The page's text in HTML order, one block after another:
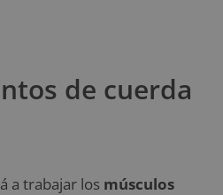
de cuerda
a trabajar los músculos